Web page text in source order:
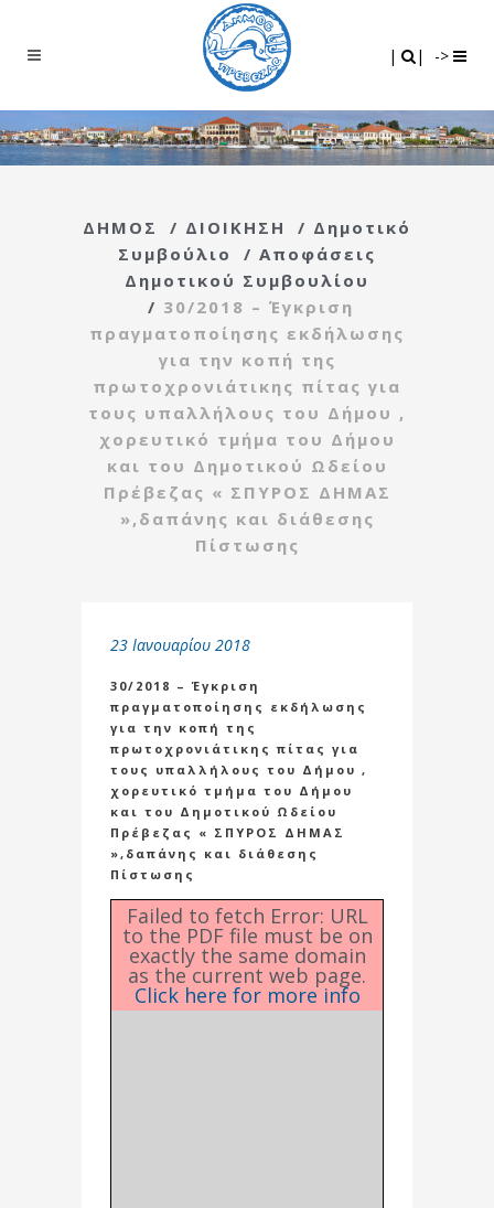
| | ->
ΔΗΜΟΣ / ΔΙΟΙΚΗΣΗ / Δημοτικό
Συμβούλιο
/ Αποφάσεις
Δημοτικού Συμβουλίου
/ 30/2018 – Έγκριση
πραγματοποίησης εκδήλωσης
για την κοπή της
πρωτοχρονιάτικης πίτας για
τους υπαλλήλους του Δήμου ,
χορευτικό τμήμα του Δήμου
και του Δημοτικού Ωδείου
Πρέβεζας « ΣΠΥΡΟΣ ΔΗΜΑΣ
»,δαπάνης και διάθεσης
Πίστωσης
23 Ιανουαρίου 2018
30/2018 – Έγκριση
πραγματοποίησης εκδήλωσης
για την κοπή της
πρωτοχρονιάτικης πίτας για
τους υπαλλήλους του Δήμου ,
χορευτικό τμήμα του Δήμου
και του Δημοτικού Ωδείου
Πρέβεζας « ΣΠΥΡΟΣ ΔΗΜΑΣ
»,δαπάνης και διάθεσης
Πίστωσης
Failed to fetch Error: URL
to the PDF file must be on
exactly the same domain
as the current web page.
Click here for more info